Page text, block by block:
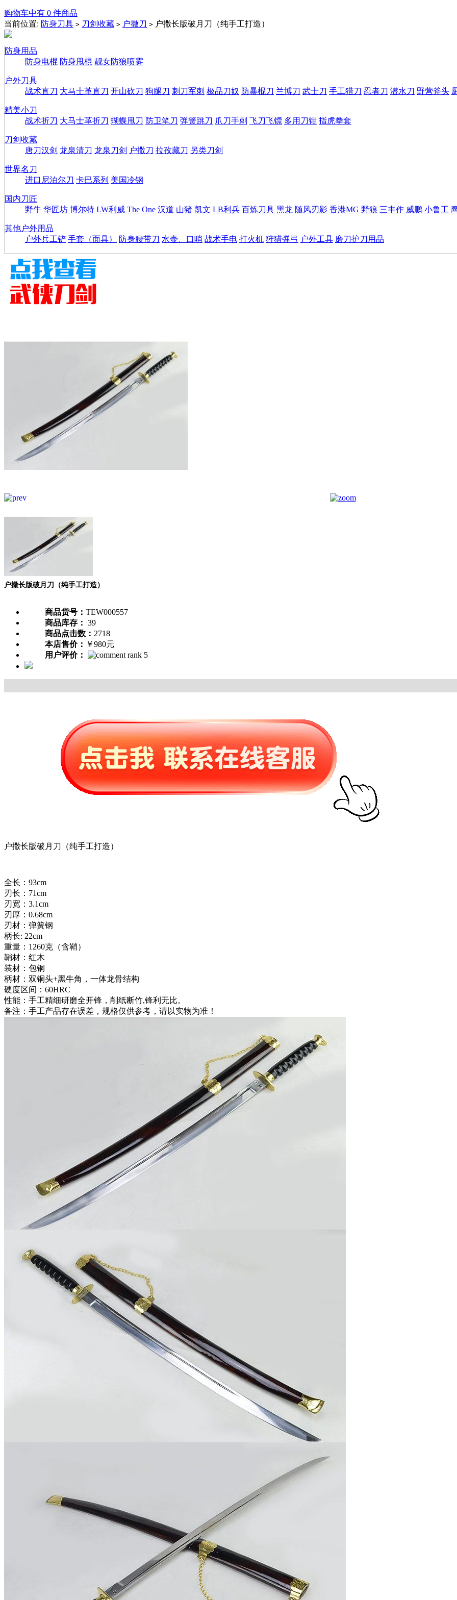
购物车中有 0 件商品
当前位置: 防身刀具 > 刀剑收藏 > 户撒刀 > 户撒长版破月刀（纯手工打造）
防身用品
防身电棍 防身甩棍 靓女防狼喷雾
户外刀具
战术直刀 大马士革直刀 开山砍刀 狗腿刀 刺刀军刺 极品刀奴 防暴棍刀 兰博刀 武士刀 手工猎刀 忍者刀 潜水刀 野营斧头
精美小刀
战术折刀 大马士革折刀 蝴蝶甩刀 防卫笔刀 弹簧跳刀 爪刀手刺 飞刀飞镖 多用刀钳 指虎拳套
刀剑收藏
唐刀汉剑 龙泉清刀 龙泉刀剑 户撒刀 拉孜藏刀 另类刀剑
世界名刀
进口尼泊尔刀 卡巴系列 美国冷钢
国内刀匠
野牛 华匠坊 博尔特 LW利威 The One 汉道 山猪 凯文 LB利兵 百炼刀具 黑龙 随风刃影 香港MG 野狼 三丰作 威鹏 小鲁工
其他户外用品
户外兵工铲 手套（面具） 防身腰带刀 水壶、口哨 战术手电 打火机 狩猎弹弓 户外工具 磨刀护刀用品
户撒长版破月刀（纯手工打造）
商品货号： TEW000557
商品库存： 39
商品点击数： 2718
本店售价： ￥980元
用户评价：
户撒长版破月刀（纯手工打造）
全长：93cm
刃长：71cm
刃宽：3.1cm
刃厚：0.68cm
刃材：弹簧钢
柄长: 22cm
重量：1260克（含鞘）
鞘材：红木
装材：包铜
柄材：双铜头+黑牛角，一体龙骨结构
硬度区间：60HRC
性能：手工精细研磨全开锋，削纸断竹,锋利无比。
备注：手工产品存在误差，规格仅供参考，请以实物为准！